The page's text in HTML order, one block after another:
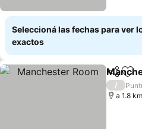
Seleccioná las fechas para ver
exactos
/
a 1.8